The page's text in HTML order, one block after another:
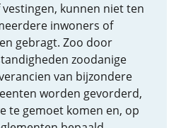
kunnen niet ten
inwoners of
gebragt. Zoo door
zoodanige
van bijzondere
worden gevorderd,
te gemoet komen en, op